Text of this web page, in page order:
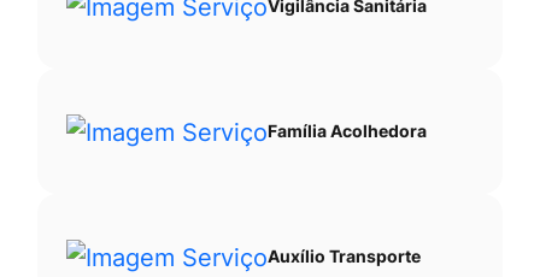
Vigilância Sanitária
Família Acolhedora
Auxílio Transporte